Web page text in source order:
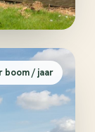
boom / jaar